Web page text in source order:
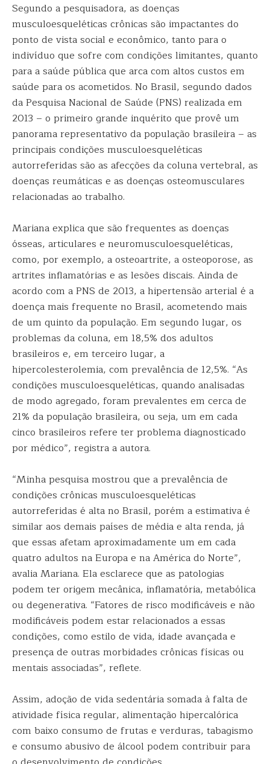
Segundo a pesquisadora, as doenças
musculoesqueléticas crônicas são impactantes do
ponto de vista social e econômico, tanto para o
indivíduo que sofre com condições limitantes, quanto
para a saúde pública que arca com altos custos em
saúde para os acometidos. No Brasil, segundo dados
da Pesquisa Nacional de Saúde (PNS) realizada em
2013 – o primeiro grande inquérito que provê um
panorama representativo da população brasileira – as
principais condições musculoesqueléticas
autorreferidas são as afecções da coluna vertebral, as
doenças reumáticas e as doenças osteomusculares
relacionadas ao trabalho.
Mariana explica que são frequentes as doenças
ósseas, articulares e neuromusculoesqueléticas,
como, por exemplo, a osteoartrite, a osteoporose, as
artrites inflamatórias e as lesões discais. Ainda de
acordo com a PNS de 2013, a hipertensão arterial é a
doença mais frequente no Brasil, acometendo mais
de um quinto da população. Em segundo lugar, os
problemas da coluna, em 18,5% dos adultos
brasileiros e, em terceiro lugar, a
hipercolesterolemia, com prevalência de 12,5%. “As
condições musculoesqueléticas, quando analisadas
de modo agregado, foram prevalentes em cerca de
21% da população brasileira, ou seja, um em cada
cinco brasileiros refere ter problema diagnosticado
por médico”, registra a autora.
“Minha pesquisa mostrou que a prevalência de
condições crônicas musculoesqueléticas
autorreferidas é alta no Brasil, porém a estimativa é
similar aos demais países de média e alta renda, já
que essas afetam aproximadamente um em cada
quatro adultos na Europa e na América do Norte”,
avalia Mariana. Ela esclarece que as patologias
podem ter origem mecânica, inflamatória, metabólica
ou degenerativa. “Fatores de risco modificáveis e não
modificáveis podem estar relacionados a essas
condições, como estilo de vida, idade avançada e
presença de outras morbidades crônicas físicas ou
mentais associadas”, reflete.
Assim, adoção de vida sedentária somada à falta de
atividade física regular, alimentação hipercalórica
com baixo consumo de frutas e verduras, tabagismo
e consumo abusivo de álcool podem contribuir para